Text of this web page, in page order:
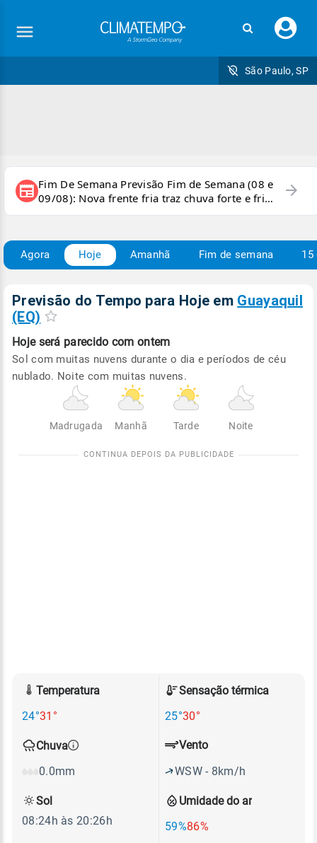
seu
São Paulo, SP
newspaper Fim De Semana Previsão Fim de Semana (08 e
09/08): Nova frente fria traz chuva forte e frio
para áreas do país
arrow_forward
Agora Hoje Amanhã Fim de semana 15
Previsão do Tempo para Hoje em Guayaquil
(EQ)
Hoje será parecido com ontem
Sol com muitas nuvens durante o dia e períodos de céu
nublado. Noite com muitas nuvens.
Madrugada Manhã Tarde Noite
Temperatura
24°31°
Sensação térmica
25°30°
Chuva
0.0mm
Umidade do ar
59%86%
Vento
WSW - 8km/h
Sol
08:24h às 20:26h